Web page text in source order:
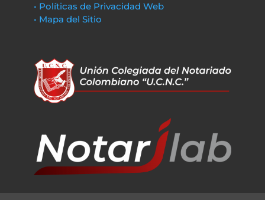
• Políticas de Privacidad Web
• Mapa del Sitio